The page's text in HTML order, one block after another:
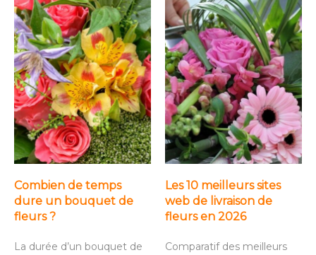
Combien de temps
dure un bouquet de
fleurs ?
La durée d’un bouquet de
Les 10 meilleurs sites
web de livraison de
fleurs en 2026
Comparatif des meilleurs